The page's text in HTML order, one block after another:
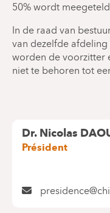
50% wordt
In de raad van
van dezelfde afdeling
worden de voorzitter
niet te behoren tot
Dr. Nicolas
Président